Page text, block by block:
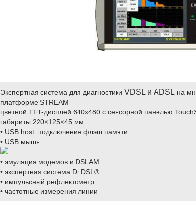
Экспертная система для диагностикиVDSL и ADSL на
платформе STREAM
цветной TFT-дисплей 640х480 с сенсорной панелью
габариты 220×125×45 мм
• USB host: подключение флэш памяти
• USB мышь
• эмуляция модемов и DSLAM
• экспертная система Dr.DSL®
• импульсный рефлектометр
• частотные измерения линии